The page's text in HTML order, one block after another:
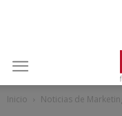
Inicio Noticias de